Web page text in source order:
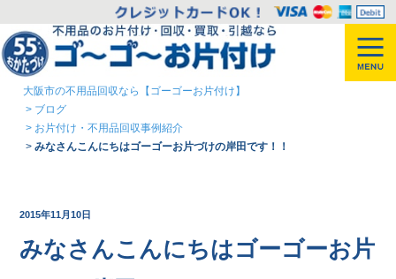
大阪市の不用品回収なら【ゴーゴーお片付け】
> ブログ
> お片付け・不用品回収事例紹介
>みなさんこんにちはゴーゴーお片づけの岸田です！！
2015年11月10日
みなさんこんにちはゴーゴーお片